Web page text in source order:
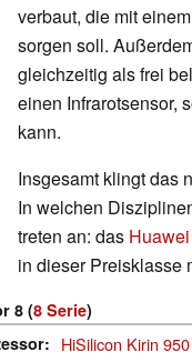
verbaut, die mit
sorgen soll.
gleichzeitig als frei
einen Infrarotsensor,
kann.
Insgesamt klingt das
In welchen
treten an: das
in dieser Preisklasse
8 (8 Serie)
HiSilicon Kirin 950